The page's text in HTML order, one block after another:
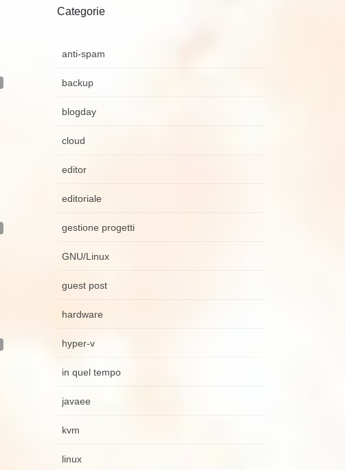
Categorie
anti-spam
backup
blogday
cloud
editor
editoriale
gestione progetti
GNU/Linux
guest post
hardware
hyper-v
in quel tempo
javaee
kvm
linux